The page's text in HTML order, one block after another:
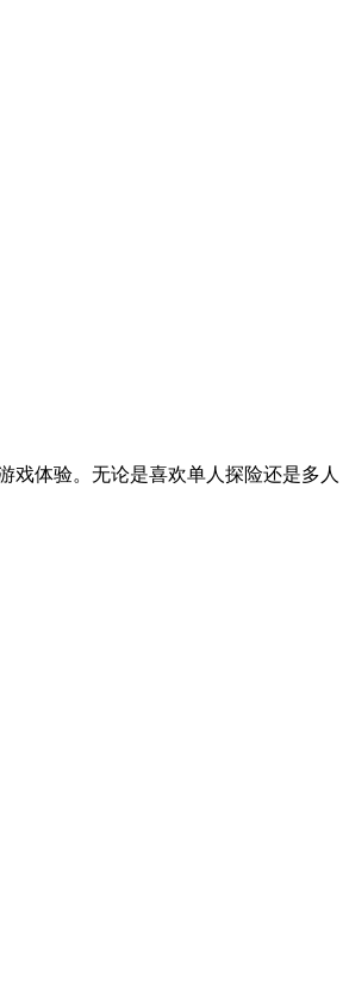
戏体验。无论是喜欢单人探险还是多人